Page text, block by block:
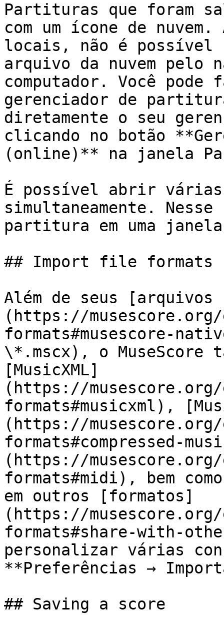
Partituras que foram
com um ícone de
locais, não é possível
arquivo da nuvem pelo
computador. Você
gerenciador de
diretamente o seu
clicando no botão
(online)** na janela
É possível abrir
simultaneamente.
partitura em uma
## Import file formats
Além de seus
(https://
formats#musescore-
\*.mscx), o MuseScore
[MusicXML]
(https://
formats#musicxml),
(https://
formats#compressed-
(https://
formats#midi), bem
em outros [formatos]
(https://
formats#share-with-
personalizar várias
**Preferências →
## Saving a score